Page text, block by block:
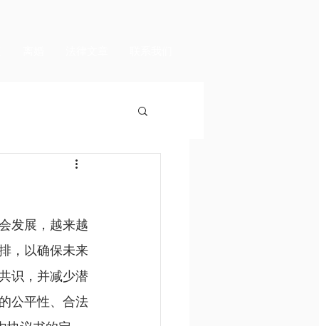
发展，越来越
，以确保未来
识，并减少潜
公平性、合法